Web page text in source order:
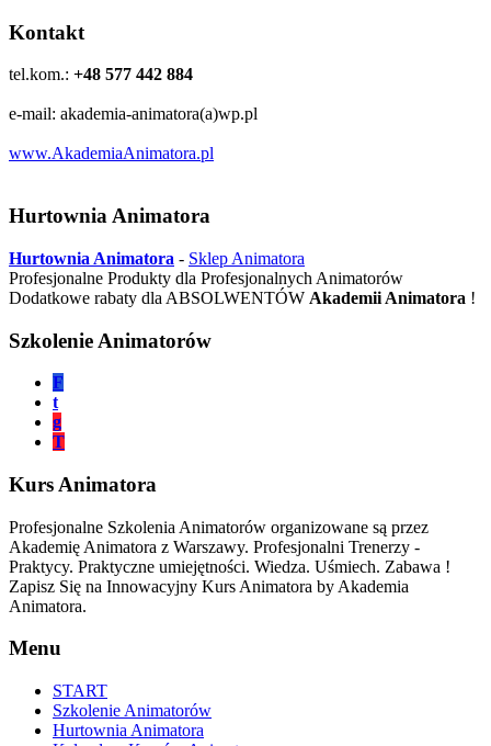
Kontakt
tel.kom.: +48 577 442 884
e-mail: akademia-animatora(a)wp.pl
www.AkademiaAnimatora.pl
Hurtownia Animatora
Hurtownia Animatora - Sklep Animatora
Profesjonalne Produkty dla Profesjonalnych Animatorów
Dodatkowe rabaty dla ABSOLWENTÓW Akademii Animatora !
Szkolenie Animatorów
F
t
g
T
Kurs Animatora
Profesjonalne Szkolenia Animatorów organizowane są przez
Akademię Animatora z Warszawy. Profesjonalni Trenerzy -
Praktycy. Praktyczne umiejętności. Wiedza. Uśmiech. Zabawa !
Zapisz Się na Innowacyjny Kurs Animatora by Akademia
Animatora.
Menu
START
Szkolenie Animatorów
Hurtownia Animatora